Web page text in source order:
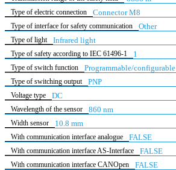
Type of electric connection Connector M8
Type of interface for safety communication Other
Type of light Infrared light
Type of safety according to IEC 61496-1 1
Type of switch function Programmable/configurable
Type of switching output PNP
Voltage type DC
Wavelength of the sensor 860 nm
Width sensor 10.8 mm
With communication interface analogue FALSE
With communication interface AS-Interface FALSE
With communication interface CANOpen FALSE